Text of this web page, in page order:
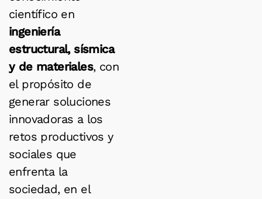
científico en
ingeniería
estructural, sísmica
y de materiales, con
el propósito de
generar soluciones
innovadoras a los
retos productivos y
sociales que
enfrenta la
sociedad, en el